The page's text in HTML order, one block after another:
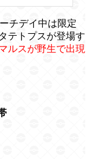
チデイ中は限定
テトプスが登場す
ルスが野生で出現